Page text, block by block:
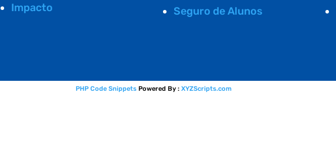
Impacto
Seguro de Alunos
PHP Code Snippets Powered By : XYZScripts.com